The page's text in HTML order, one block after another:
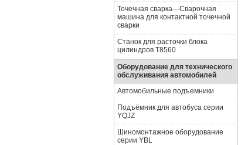
Точечная сварка---Сварочная
машина для контактной точечной
сварки
Станок для расточки блока
цилиндров Т8560
Оборудование для технического
обслуживания автомобилей
Автомобильные подъемники
Подъёмник для автобуса серии
YQJZ
Шиномонтажное оборудование
серии YBL